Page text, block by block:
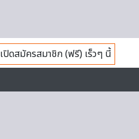
เปิดสมัครสมาชิก (ฟรี) เร็วๆ นี้